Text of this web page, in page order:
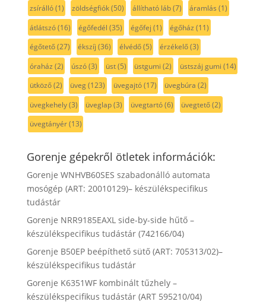
zsírálló(1) zöldségfiók(50) állítható láb(7) áramlás (1)
átlátszó(16) égőfedél (35) égőfej (1) égőház (11)
égőtető(27) ékszíj (36) élvédő(5) érzékelő(3)
óraház (2) úszó(3) üst(5) üstgumi (2) üstszáj gumi (14)
ütköző(2) üveg(123) üvegajtó(17) üvegbúra (2)
üvegkehely(3) üveglap(3) üvegtartó(6) üvegtető(2)
üvegtányér(13)
Gorenje gépekről ötletek információk:
Gorenje WNHVB60SES szabadonálló automata
mosógép (ART: 20010129)– készülékspecifikus
tudástár
Gorenje NRR9185EAXL side-by-side hűtő –
készülékspecifikus tudástár (742166/04)
Gorenje B50EP beépíthető sütő (ART: 705313/02)–
készülékspecifikus tudástár
Gorenje K6351WF kombinált tűzhely –
készülékspecifikus tudástár (ART 595210/04)